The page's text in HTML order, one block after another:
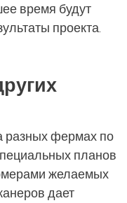
время будут
проекта.
разных фермах по
планов
желаемых
дает